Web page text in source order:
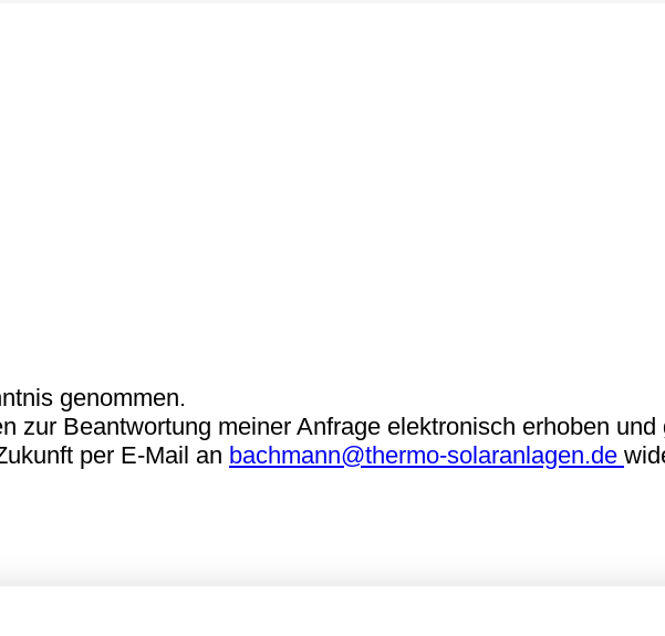
genommen.
zur Beantwortung meiner Anfrage elektronisch erhoben
per E-Mail an bachmann@thermo-solaranlagen.de